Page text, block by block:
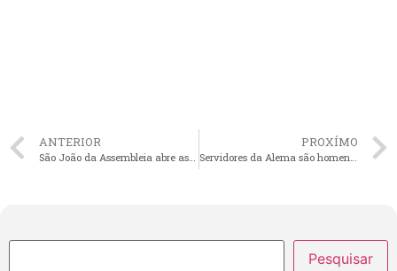
ANTERIOR
São João da Assembleia abre as portas enaltecendo a cultura popular maranhense
PROXÍMO
Servidores da Alema são homenageados pela Assembleia Legislativa do Amapá
Pesquisar